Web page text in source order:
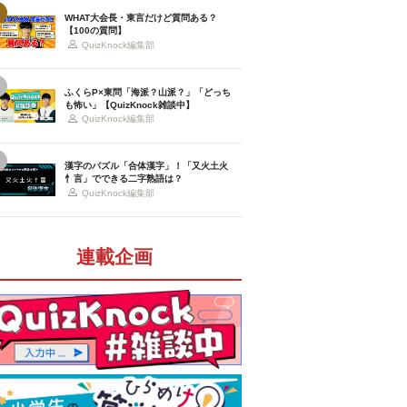
WHAT大会長・東言だけど質問ある？
【100の質問】
QuizKnock編集部
ふくらP×東問「海派？山派？」「どっち
も怖い」【QuizKnock雑談中】
QuizKnock編集部
漢字のパズル「合体漢字」！「又火土火
忄言」でできる二字熟語は？
QuizKnock編集部
連載企画